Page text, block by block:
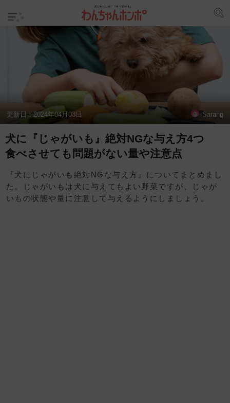
更新日： 2024年04月03日 Sarang
犬に『じゃがいも』絶対NGな与え方4つ
食べさせても問題がない量や注意点
『犬にじゃがいも絶対NGな与え方』についてまとめまし
た。じゃがいもは犬に与えてもよい野菜ですが、じゃが
いもの状態や量に注意して与えるようにしましょう。